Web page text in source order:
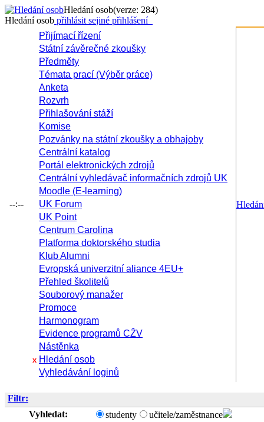
Hledání osob(verze: 284)
Hledání osob přihlásit sejiné přihlášení
--:--
Přijímací řízení
Státní závěrečné zkoušky
Předměty
Témata prací (Výběr práce)
Anketa
Rozvrh
Přihlašování stáží
Komise
Pozvánky na státní zkoušky a obhajoby
Centrální katalog
Portál elektronických zdrojů
Centrální vyhledávač informačních zdrojů UK
Moodle (E-learning)
UK Forum
UK Point
Centrum Carolina
Platforma doktorského studia
Klub Alumni
Evropská univerzitní aliance 4EU+
Přehled školitelů
Souborový manažer
Promoce
Harmonogram
Evidence programů CŽV
Nástěnka
x Hledání osob
Vyhledávání loginů
Filtr:
Vyhledat:
studenty
učitele/zaměstnance